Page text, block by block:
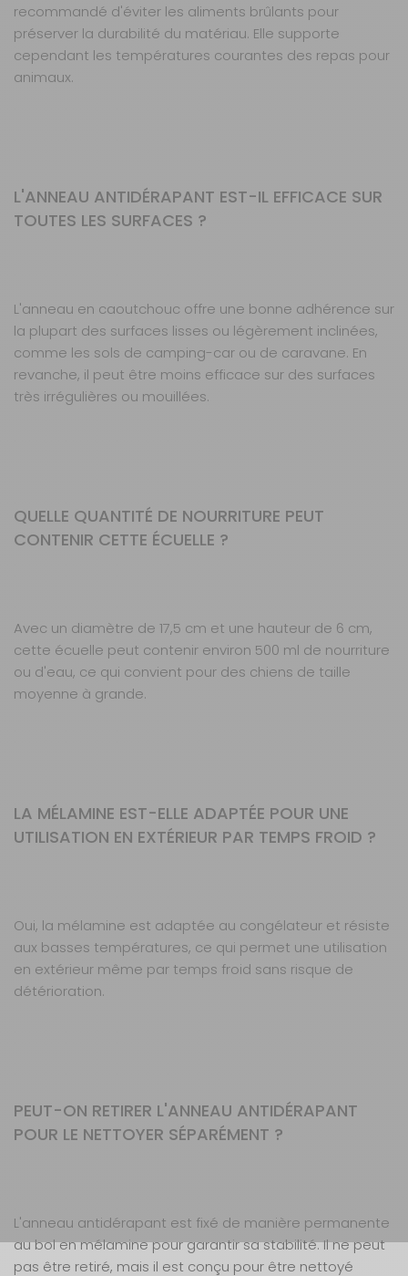
recommandé d'éviter les aliments brûlants pour
préserver la durabilité du matériau. Elle supporte
cependant les températures courantes des repas pour
animaux.
L'ANNEAU ANTIDÉRAPANT EST-IL EFFICACE SUR
TOUTES LES SURFACES ?
L'anneau en caoutchouc offre une bonne adhérence sur
la plupart des surfaces lisses ou légèrement inclinées,
comme les sols de camping-car ou de caravane. En
revanche, il peut être moins efficace sur des surfaces
très irrégulières ou mouillées.
QUELLE QUANTITÉ DE NOURRITURE PEUT
CONTENIR CETTE ÉCUELLE ?
Avec un diamètre de 17,5 cm et une hauteur de 6 cm,
cette écuelle peut contenir environ 500 ml de nourriture
ou d'eau, ce qui convient pour des chiens de taille
moyenne à grande.
LA MÉLAMINE EST-ELLE ADAPTÉE POUR UNE
UTILISATION EN EXTÉRIEUR PAR TEMPS FROID ?
Oui, la mélamine est adaptée au congélateur et résiste
aux basses températures, ce qui permet une utilisation
en extérieur même par temps froid sans risque de
détérioration.
PEUT-ON RETIRER L'ANNEAU ANTIDÉRAPANT
POUR LE NETTOYER SÉPARÉMENT ?
L'anneau antidérapant est fixé de manière permanente
au bol en mélamine pour garantir sa stabilité. Il ne peut
pas être retiré, mais il est conçu pour être nettoyé